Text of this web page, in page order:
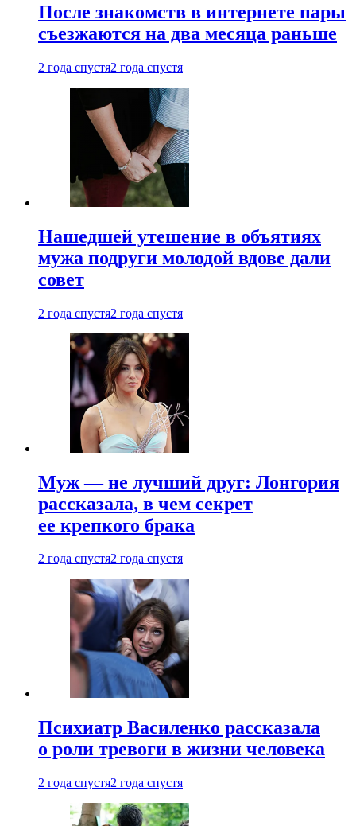
После знакомств в интернете пары
съезжаются на два месяца раньше
2 года спустя2 года спустя
Нашедшей утешение в объятиях
мужа подруги молодой вдове дали
совет
2 года спустя2 года спустя
Муж — не лучший друг: Лонгория
рассказала, в чем секрет
ее крепкого брака
2 года спустя2 года спустя
Психиатр Василенко рассказала
о роли тревоги в жизни человека
2 года спустя2 года спустя